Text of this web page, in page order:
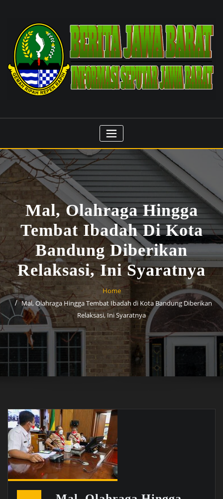
Mal, Olahraga Hingga
Tembat Ibadah Di Kota
Bandung Diberikan
Relaksasi, Ini Syaratnya
Home
Mal, Olahraga Hingga Tembat Ibadah di Kota Bandung Diberikan
Relaksasi, Ini Syaratnya